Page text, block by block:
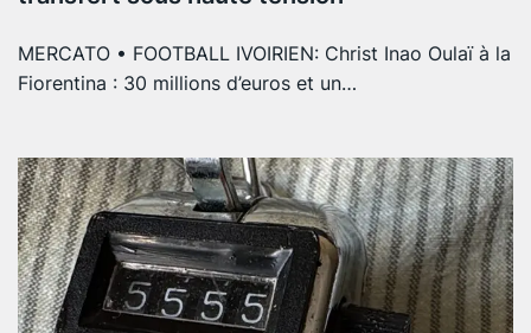
MERCATO • FOOTBALL IVOIRIEN: Christ Inao Oulaï à la
Fiorentina : 30 millions d’euros et un…